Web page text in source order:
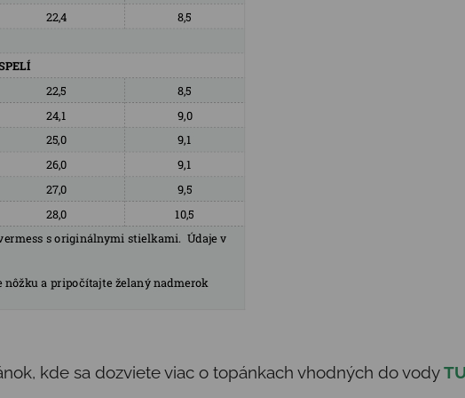
kde sa dozviete viac o topánkach vhodných do vody